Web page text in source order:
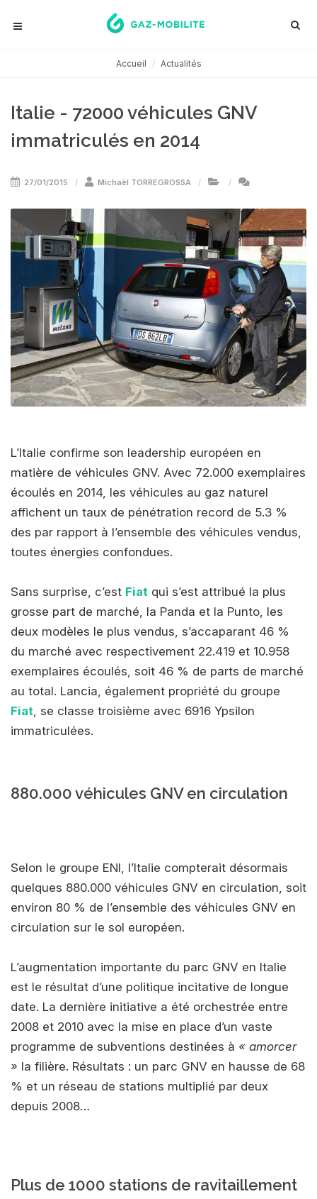
Accueil Actualités
Italie - 72000 véhicules GNV
immatriculés en 2014
27/01/2015 Michaël TORREGROSSA
L’Italie confirme son leadership européen en
matière de véhicules GNV. Avec 72.000 exemplaires
écoulés en 2014, les véhicules au gaz naturel
affichent un taux de pénétration record de 5.3 %
des par rapport à l’ensemble des véhicules vendus,
toutes énergies confondues.
Sans surprise, c’est Fiat qui s’est attribué la plus
grosse part de marché, la Panda et la Punto, les
deux modèles le plus vendus, s’accaparant 46 %
du marché avec respectivement 22.419 et 10.958
exemplaires écoulés, soit 46 % de parts de marché
au total. Lancia, également propriété du groupe
Fiat , se classe troisième avec 6916 Ypsilon
immatriculées.
880.000 véhicules GNV en circulation
Selon le groupe ENI, l’Italie compterait désormais
quelques 880.000 véhicules GNV en circulation, soit
environ 80 % de l’ensemble des véhicules GNV en
circulation sur le sol européen.
L’augmentation importante du parc GNV en Italie
est le résultat d’une politique incitative de longue
date. La dernière initiative a été orchestrée entre
2008 et 2010 avec la mise en place d’un vaste
programme de subventions destinées à « amorcer
» la filière. Résultats : un parc GNV en hausse de 68
% et un réseau de stations multiplié par deux
depuis 2008…
Plus de 1000 stations de ravitaillement